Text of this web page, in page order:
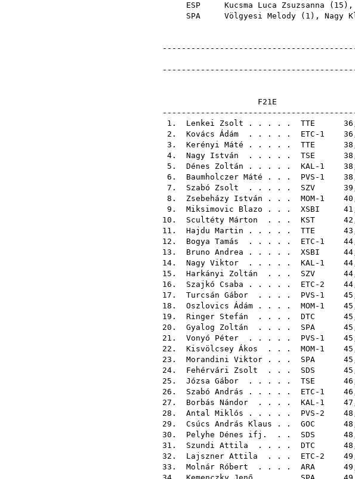
ESP
Kucsma Luca Zsuzsanna ( 15 ),
SPA
Völgyesi Melody ( 1 ), Nagy
1. Lenkei Zsolt . . . . . TTE
2. Kovács Ádám . . . . .
3. Kerényi Máté . . . . . TTE
4. Nagy István . . . . . TSE
5. Dénes Zoltán . . . . .
6. Baumholczer Máté . . .
7. Szabó Zsolt . . . . . SZV
8. Zsebeházy István . . .
9. Miksimovic Blazo . . . XSBI
10. Scultéty Márton . . . KST
11. Hajdu Martin . . . . . TTE
12. Bogya Tamás . . . . . ETC-
13. Bruno Andrea . . . . . XSBI
14. Nagy Viktor . . . . . KAL-
15. Harkányi Zoltán . . . SZV
16. Szajkó Csaba . . . . .
17. Turcsán Gábor . . . . PVS-
18. Oszlovics Ádám . . . .
19. Ringer Stefán . . . . DTC
20. Gyalog Zoltán . . . . SPA
21. Vonyó Péter . . . . . PVS-
22. Kisvölcsey Ákos . . .
23. Morandini Viktor . . . SPA
24. Fehérvári Zsolt . . . SDS
25. Józsa Gábor . . . . . TSE
26. Szabó András . . . . .
27. Borbás Nándor . . . . KAL-
28. Antal Miklós . . . . .
29. Csúcs András Klaus . . GOC
30. Pelyhe Dénes ifj. . . SDS
31. Szundi Attila . . . . DTC
32. Lajszner Attila . . .
33. Molnár Róbert . . . . ARA